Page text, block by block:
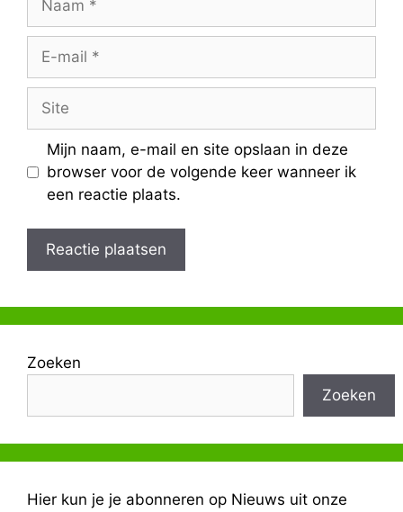
mail
Mijn naam, e-mail en site opslaan in deze
browser voor de volgende keer wanneer ik
een reactie plaats.
Zoeken
Zoeken
Hier kun je je abonneren op Nieuws uit onze